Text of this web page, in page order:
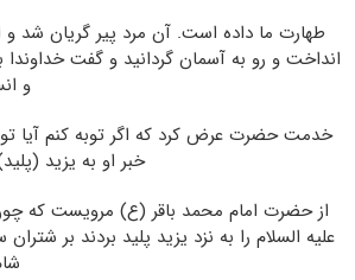
طهارت ما داده است. آن مرد پیر گریان شد و
انداخت و رو به آسمان گردانید و گفت
و
خدمت حضرت عرض کرد که اگر توبه کنم آیا
خبر او به یزید
از حضرت امام محمد باقر (ع) مرویست که
علیه السلام را به نزد یزید پلید بردند بر